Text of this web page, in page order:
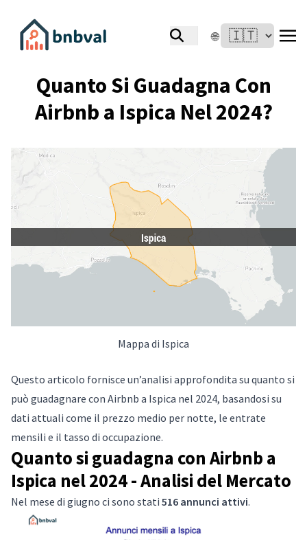
🌐
Quanto Si Guadagna Con
Airbnb a Ispica Nel 2024?
Mappa di Ispica
Questo articolo fornisce un’analisi approfondita su quanto si
può guadagnare con Airbnb a Ispica nel 2024, basandosi su
dati attuali come il prezzo medio per notte, le entrate
mensili e il tasso di occupazione.
Quanto si guadagna con Airbnb a
Ispica nel 2024 - Analisi del Mercato
Nel mese di giugno ci sono stati 516 annunci attivi.